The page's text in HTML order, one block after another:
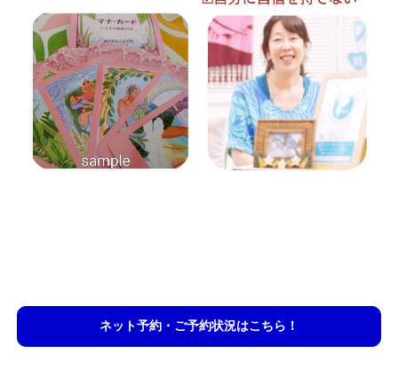
ネット予約・ご予約状況はこちら！